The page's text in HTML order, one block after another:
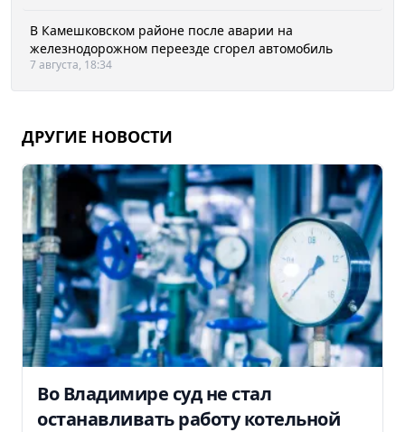
В Камешковском районе после аварии на
железнодорожном переезде сгорел автомобиль
7 августа, 18:34
ДРУГИЕ НОВОСТИ
Во Владимире суд не стал
останавливать работу котельной